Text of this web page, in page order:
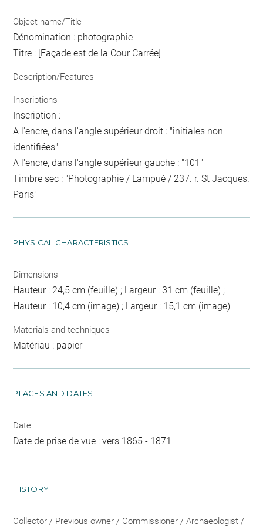
Object name/Title
Dénomination : photographie
Titre : [Façade est de la Cour Carrée]
Description/Features
Inscriptions
Inscription :
A l'encre, dans l'angle supérieur droit : "initiales non
identifiées"
A l'encre, dans l'angle supérieur gauche : "101"
Timbre sec : "Photographie / Lampué / 237. r. St Jacques.
Paris"
PHYSICAL CHARACTERISTICS
Dimensions
Hauteur : 24,5 cm (feuille) ; Largeur : 31 cm (feuille) ;
Hauteur : 10,4 cm (image) ; Largeur : 15,1 cm (image)
Materials and techniques
Matériau : papier
PLACES AND DATES
Date
Date de prise de vue : vers 1865 - 1871
HISTORY
Collector / Previous owner / Commissioner / Archaeologist /